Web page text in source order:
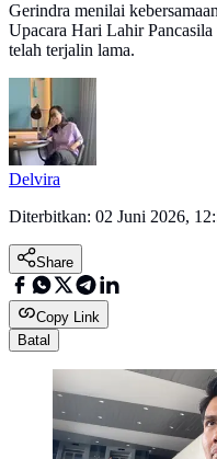
Gerindra menilai
Upacara Hari Lahir
telah terjalin lama.
Delvira
Diterbitkan: 02 Juni 2026,
Share
Copy Link
Batal